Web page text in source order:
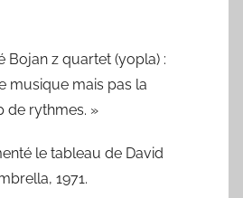
Bojan z quartet (yopla) :
musique mais pas la
de rythmes. »
le tableau de David
1971.